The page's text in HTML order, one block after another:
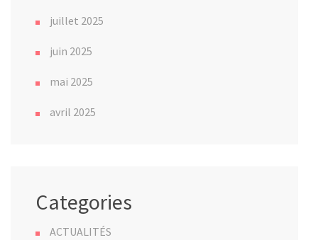
juillet 2025
juin 2025
mai 2025
avril 2025
Categories
ACTUALITÉS